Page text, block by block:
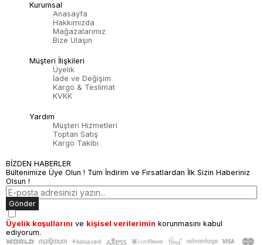
Kurumsal
Anasayfa
Hakkımızda
Mağazalarımız
Bize Ulaşın
Müşteri İlişkileri
Üyelik
İade ve Değişim
Kargo & Teslimat
KVKK
Yardım
Müşteri Hizmetleri
Toptan Satış
Kargo Takibi
BİZDEN HABERLER
Bültenimize Üye Olun ! Tüm İndirim ve Fırsatlardan İlk Sizin Haberiniz
Olsun !
Gönder
Üyelik koşullarını ve kişisel verilerimin korunmasını kabul
ediyorum.